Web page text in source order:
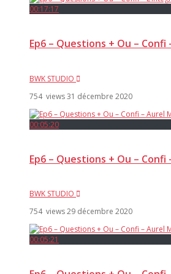
00:17:17
Ep6 – Questions + Ou –
BWK STUDIO
754 views31 décembre 2020
00:05:20
Ep6 – Questions + Ou – Confi
BWK STUDIO
754 views29 décembre 2020
00:05:21